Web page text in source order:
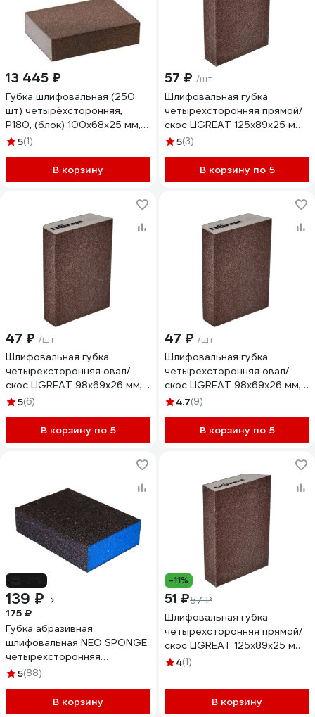
13 445 ₽
Губка шлифовальная (250
шт) четырёхсторонняя,
Р180, (блок) 100x68x25 мм,
Grey Flex AbraTechnic
5(1)
В корзину
57 ₽ /шт
Шлифовальная губка
четырехсторонняя прямой/
скос LIGREAT 125х89х25 мм,
Р80 TL12310
5(3)
В корзину по 5
47 ₽ /шт
Шлифовальная губка
четырехсторонняя овал/
скос LIGREAT 98х69х26 мм,
Р240 TL12307
5(6)
В корзину по 5
47 ₽ /шт
Шлифовальная губка
четырехсторонняя овал/
скос LIGREAT 98х69х26 мм,
Р320 TL12309
4.7(9)
В корзину по 5
139 ₽
175 ₽
Губка абразивная
шлифовальная NEO SPONGE
четырехсторонняя
Superfine, 2 шт CERAMAX
5(88)
В корзину
-11%
51 ₽57 ₽
Шлифовальная губка
четырехсторонняя прямой/
скос LIGREAT 125х89х25 мм,
Р320 TL12318
4(1)
В корзину